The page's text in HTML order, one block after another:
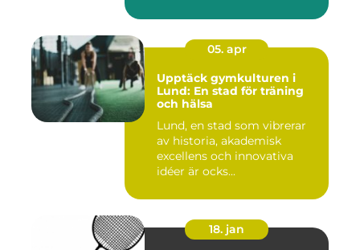
05. apr
Upptäck gymkulturen i
Lund: En stad för träning
och hälsa
Lund, en stad som vibrerar
av historia, akademisk
excellens och innovativa
idéer är ocks...
18. jan